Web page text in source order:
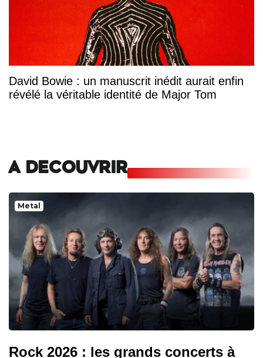
David Bowie : un manuscrit inédit aurait enfin
révélé la véritable identité de Major Tom
A DECOUVRIR
Metal
Rock 2026 : les grands concerts à